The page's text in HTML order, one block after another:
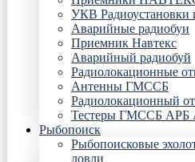
УКВ Радиоустановки
Аварийные радиобуи
Приемник Навтекс
Аварийный радиобуй
Радиолокационные
Антенны ГМССБ
Радиолокационный
Тестеры ГМССБ
Рыбопоиск
Рыбопоисковые
ловли